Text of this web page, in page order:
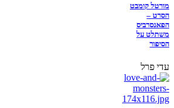
מורטל קומבט
הסרט –
הפאנסרביס
משתלט על
הסיפור
עדי פרל